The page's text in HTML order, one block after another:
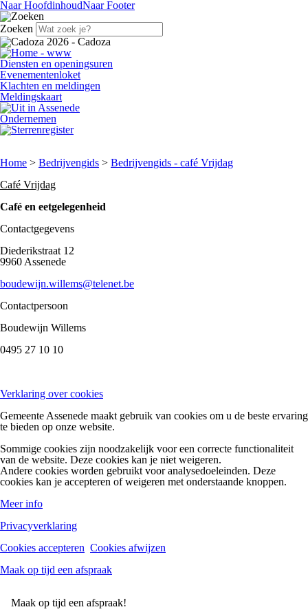
Naar HoofdinhoudNaar Footer
Zoeken
Diensten en openingsuren
Evenementenloket
Klachten en meldingen
Meldingskaart
Ondernemen
Home > Bedrijvengids > Bedrijvengids - café Vrijdag
Café Vrijdag
Café en eetgelegenheid
Contactgegevens
Diederikstraat 12
9960 Assenede
boudewijn.willems@telenet.be
Contactpersoon
Boudewijn Willems
0495 27 10 10
Verklaring over cookies
Gemeente Assenede maakt gebruik van cookies om u de beste ervaring
te bieden op onze website.
Sommige cookies zijn noodzakelijk voor een correcte functionaliteit
van de website. Deze cookies kan je niet weigeren.
Andere cookies worden gebruikt voor analysedoeleinden. Deze
cookies kan je accepteren of weigeren met onderstaande knoppen.
Meer info
Privacyverklaring
Cookies accepteren Cookies afwijzen
Maak op tijd een afspraak
Maak op tijd een afspraak!